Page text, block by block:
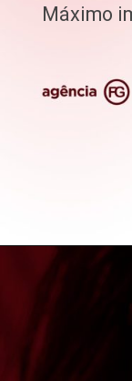
Máximo